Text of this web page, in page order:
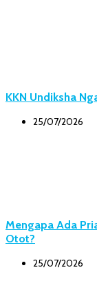
KKN Undiksha
25/07/2026
Mengapa Ada
Otot?
25/07/2026